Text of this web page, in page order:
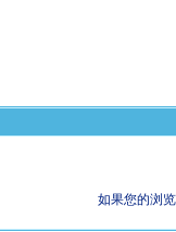
如果您的浏